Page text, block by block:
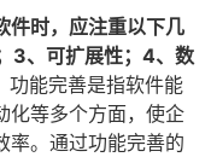
件时，应注重以下几
3、可扩展性；4、数
功能完善是指软件能
化等多个方面，使企
率。通过功能完善的